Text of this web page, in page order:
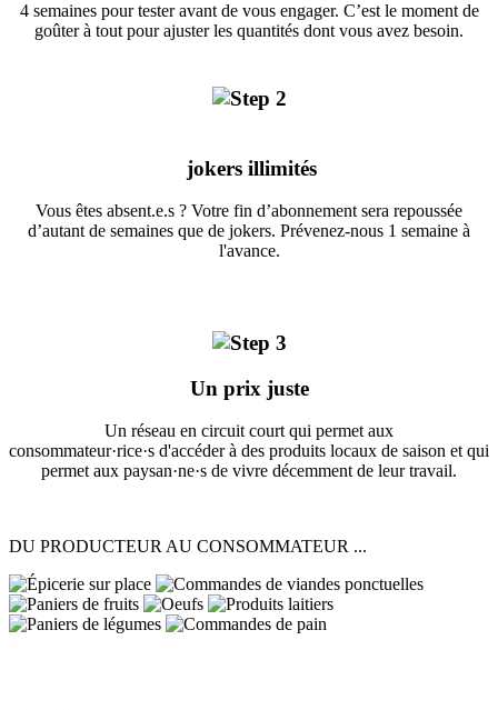
4 semaines pour tester avant de vous engager. C’est le moment de
goûter à tout pour ajuster les quantités dont vous avez besoin.
jokers illimités
Vous êtes absent.e.s ? Votre fin d’abonnement sera repoussée
d’autant de semaines que de jokers. Prévenez-nous 1 semaine à
l'avance.
Un prix juste
Un réseau en circuit court qui permet aux
consommateur·rice·s d'accéder à des produits locaux de saison et qui
permet aux paysan·ne·s de vivre décemment de leur travail.
DU PRODUCTEUR AU CONSOMMATEUR ...